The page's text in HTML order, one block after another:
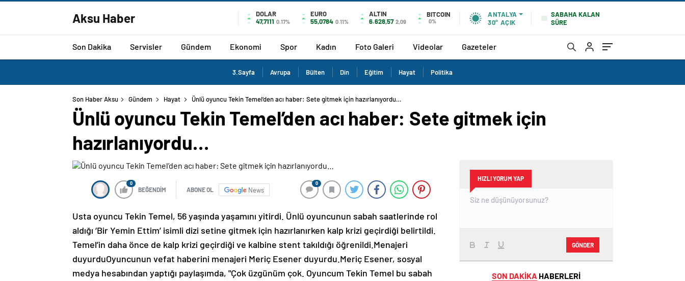
Aksu Haber
DOLAR
47,7111 0.17%
EURO
55,0784 0.11%
ALTIN
6.628,57 2,09
BITCOIN
0%
ANTALYA
30° AÇIK
SABAHA KALAN
SÜRE
Son Dakika Servisler Gündem Ekonomi Spor Kadın Foto Galeri Videolar Gazeteler
3.Sayfa Avrupa Bülten Din Eğitim Hayat Politika
Son Haber Aksu Gündem Hayat Ünlü oyuncu Tekin Temel’den acı haber: Sete gitmek için hazırlanıyordu…
Ünlü oyuncu Tekin Temel’den acı haber: Sete gitmek için
hazırlanıyordu…
0
BEĞENDİM ABONE OL News
0
Usta oyuncu Tekin Temel, 56 yaşında yaşamını yitirdi. Ünlü oyuncunun sabah saatlerinde rol
aldığı ‘Bir Yemin Ettim’ isimli dizi setine gitmek için hazırlanırken kalp krizi geçirdiği belirtildi.
Temel’in daha önce de kalp krizi geçirdiği ve kalbine stent takıldığı öğrenildi.Menajeri
duyurduOyuncunun vefat haberini menajeri Meriç Esener duyurdu.Meriç Esener, sosyal
medya hesabından yaptığı paylaşımda, "Çok üzgünüm çok. Oyuncum Tekin Temel bu sabah
HIZLI YORUM YAP
GÖNDER
SON DAKİKA HABERLERİ